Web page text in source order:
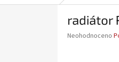
radiátor
Průměrné
Neohodnoceno